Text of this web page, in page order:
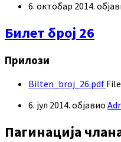
6. октобар 2014.
Билет број 26
Прилози
Bilten_broj_26.pdf
6. јул 2014. објавио
Пагинација